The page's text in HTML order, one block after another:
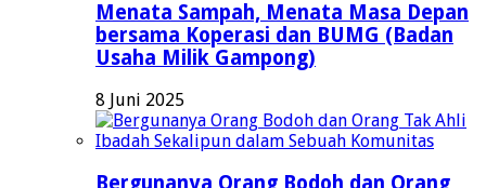
Menata Sampah, Menata Masa Depan
bersama Koperasi dan BUMG (Badan
Usaha Milik Gampong)
8 Juni 2025
Bergunanya Orang Bodoh dan Orang